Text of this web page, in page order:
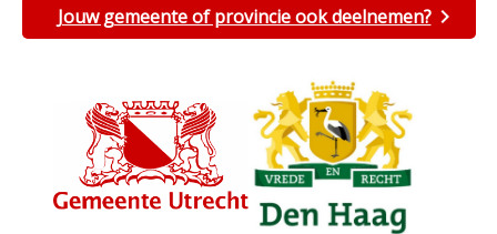
Jouw gemeente of provincie ook deelnemen?